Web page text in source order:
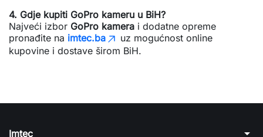
4. Gdje kupiti GoPro kameru u BiH?
Najveći izbor GoPro kamera i dodatne opreme
pronađite na imtec.ba
uz mogućnost online
kupovine i dostave širom BiH.
Imtec arrow_drop_down